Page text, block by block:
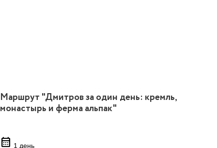
Маршрут "Дмитров за один день: кремль,
монастырь и ферма альпак"
calendar_month 1 день